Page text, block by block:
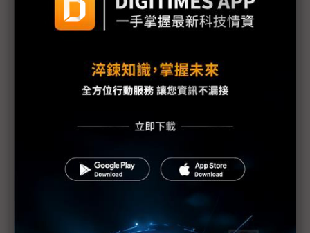
西門子軟體協助企業打造無縫串連數位化整合協同平
晶睿通訊結合安全、影像辨識 讓你「看」得更多
從資料擷取到資料導向創新 AWS推動AIoT智慧製造三
透過智慧自動搬運 漢錸完成智慧工廠與物流最後一哩
茂宣企業以狀態監控解決方案效益促進工業4.0發展